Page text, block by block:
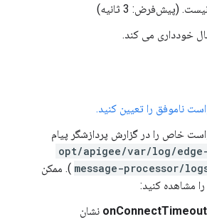
(پیش‌فرض: 3 ثانیه)
خودداری می کند.
ناموفق را تعیین کنید.
خاص را در گزارش پردازشگر پیام
/opt/apigee/var/log/
message-processor/ ). ممکن
مشاهده کنید:
onConnectTimeout نشان